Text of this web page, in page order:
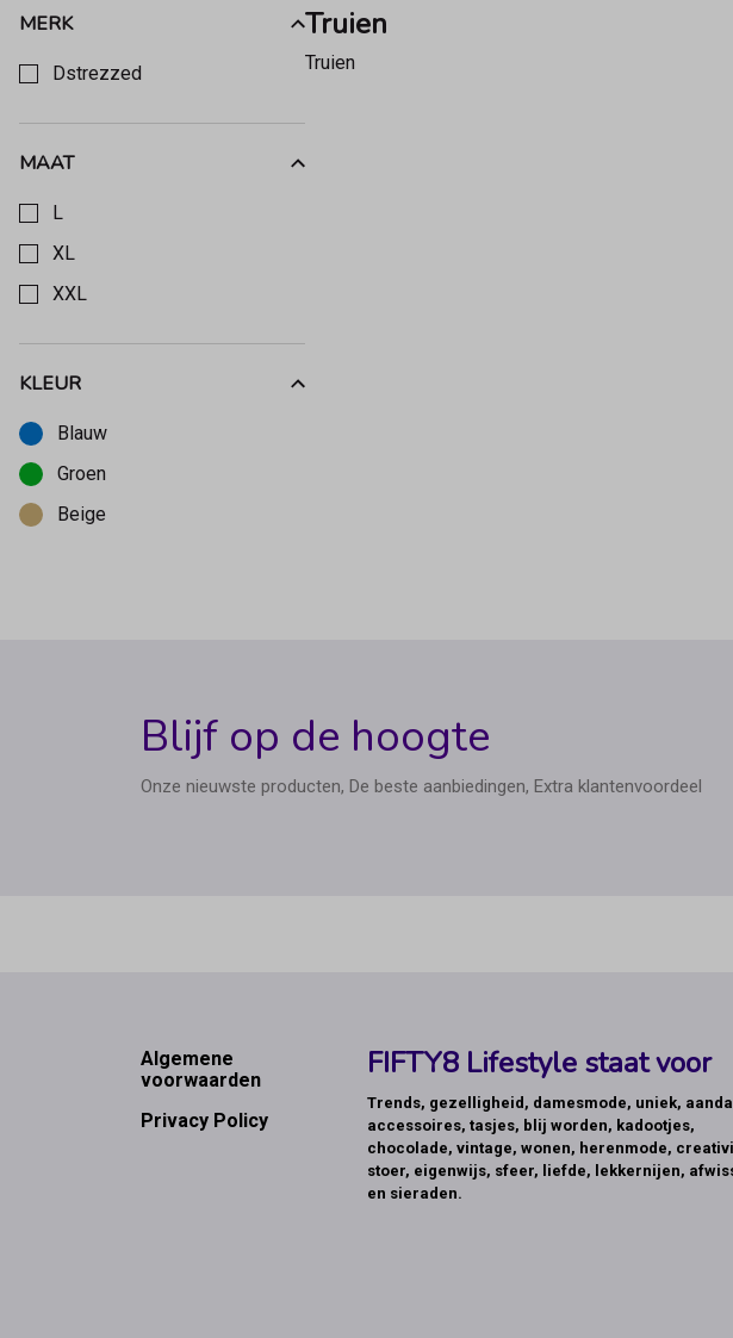
MERK
Dstrezzed
MAAT
L
XL
XXL
KLEUR
Blauw
Groen
Beige
Truien
Truien
Blijf op de hoogte
Onze nieuwste producten, De beste aanbiedingen, Extra klantenvoordeel
Footer
Algemene
voorwaarden
Privacy Policy
FIFTY8 Lifestyle staat voor
Trends, gezelligheid, damesmode, uniek,
accessoires, tasjes, blij worden, kadootjes,
chocolade, vintage, wonen, herenmode,
stoer, eigenwijs, sfeer, liefde, lekkernijen,
en sieraden.